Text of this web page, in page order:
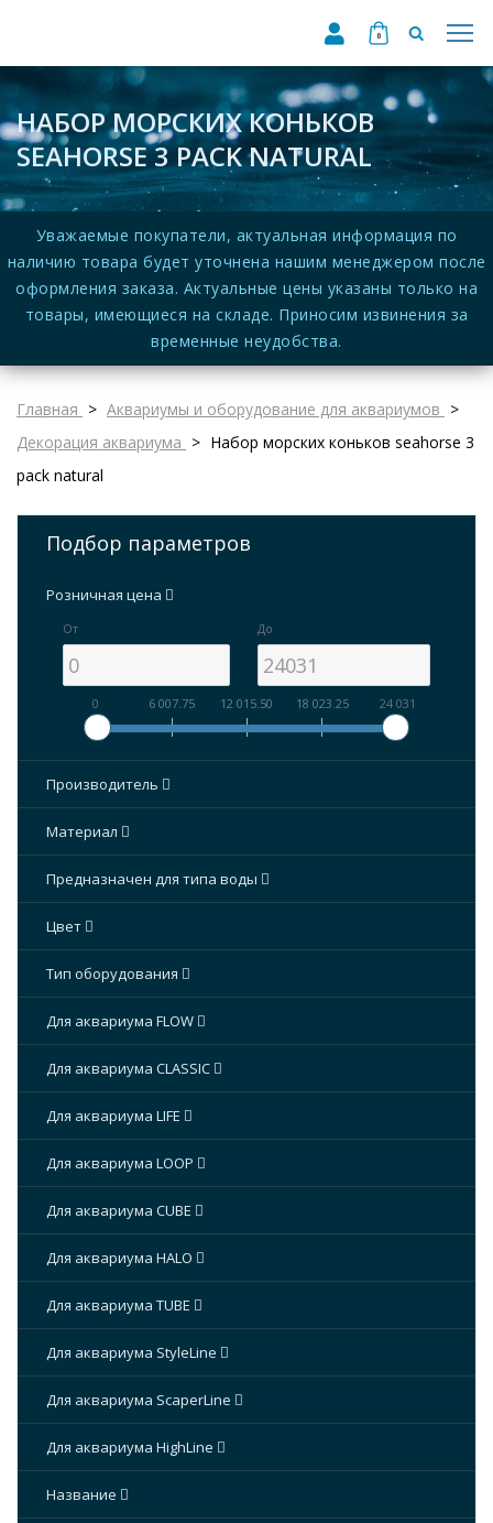
0
НАБОР МОРСКИХ КОНЬКОВ
SEAHORSE 3 PACK NATURAL
Уважаемые покупатели, актуальная информация по
наличию товара будет уточнена нашим менеджером после
оформления заказа. Актуальные цены указаны только на
товары, имеющиеся на складе. Приносим извинения за
временные неудобства.
Главная
Аквариумы и оборудование для аквариумов
Декорация аквариума
Набор морских коньков seahorse 3
pack natural
Подбор параметров
Розничная цена
От До
0 6 007.75 12 015.50 18 023.25 24 031
Производитель
Материал
Предназначен для типа воды
Цвет
Тип оборудования
Для аквариума FLOW
Для аквариума CLASSIC
Для аквариума LIFE
Для аквариума LOOP
Для аквариума CUBE
Для аквариума HALO
Для аквариума TUBE
Для аквариума StyleLine
Для аквариума ScaperLine
Для аквариума HighLine
Название